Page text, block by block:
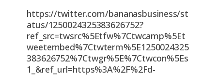
https://twitter.com/bananasbusiness/st
atus/1250024325383626752?
ref_src=twsrc%5Etfw%7Ctwcamp%5Et
weetembed%7Ctwterm%5E1250024325
383626752%7Ctwgr%5E%7Ctwcon%5Es
1_&ref_url=https%3A%2F%2Fd-